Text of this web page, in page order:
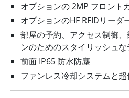
オプションの 2MP フロント
オプションのHF RFIDリーダ
部屋の予約、アクセス制御
ンのためのスタイリッシュ
前面 IP65 防水防塵
ファンレス冷却システムと